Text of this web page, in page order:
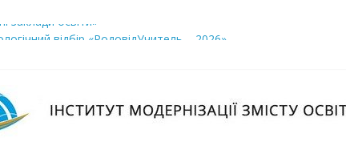
заклади освіти»
проєкт наказу “Про затвердження Положення про
здобуття академічних стипендій імені Героїв Небесної